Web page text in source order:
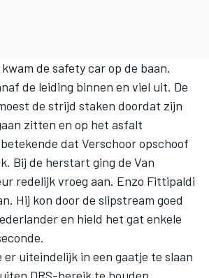
de safety car op de baan.
de leiding binnen en viel uit. De
de strijd staken doordat zijn
zitten en op het asfalt
dat Verschoor opschoof
Bij de herstart ging de Van
redelijk vroeg aan. Enzo Fittipaldi
Hij kon door de slipstream goed
en hield het gat enkele
er uiteindelijk in een gaatje te slaan